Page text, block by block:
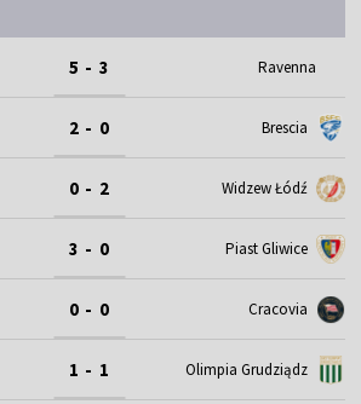
5 - 3 Ravenna
2 - 0 Brescia
0 - 2 Widzew Łódź
3 - 0 Piast Gliwice
0 - 0 Cracovia
1 - 1 Olimpia Grudziądz